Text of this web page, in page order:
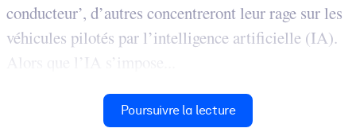
conducteur’, d’autres concentreront leur rage sur les
véhicules pilotés par l’intelligence artificielle (IA).
Alors que l’IA s’impose...
Poursuivre la lecture